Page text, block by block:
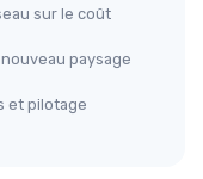
sur le coût
paysage
et pilotage